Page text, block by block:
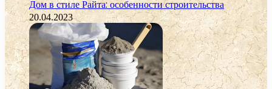
Дом в стиле Райта: особенности строительства
20.04.2023